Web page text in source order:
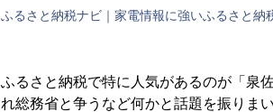
ふるさと納税ナビ｜家電情報に強いふるさと納
ふるさと納税で特に人気があるのが「泉
れ総務省と争うなど何かと話題を振りま